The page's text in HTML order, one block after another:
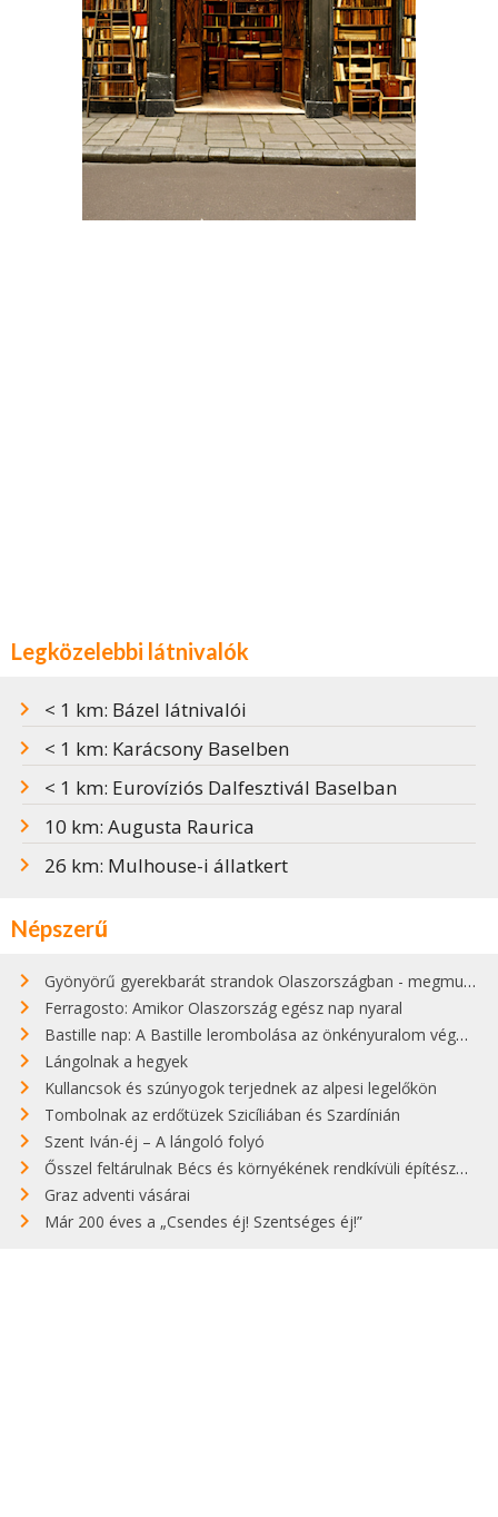
Legközelebbi látnivalók
< 1 km: Bázel látnivalói
< 1 km: Karácsony Baselben
< 1 km: Eurovíziós Dalfesztivál Baselban
10 km: Augusta Raurica
26 km: Mulhouse-i állatkert
Népszerű
Gyönyörű gyerekbarát strandok Olaszországban - megmutatjuk a 15 legjobbat
Ferragosto: Amikor Olaszország egész nap nyaral
Bastille nap: A Bastille lerombolása az önkényuralom végét jelentette
Lángolnak a hegyek
Kullancsok és szúnyogok terjednek az alpesi legelőkön
Tombolnak az erdőtüzek Szicíliában és Szardínián
Szent Iván-éj – A lángoló folyó
Ősszel feltárulnak Bécs és környékének rendkívüli építészeti kincsei
Graz adventi vásárai
Már 200 éves a „Csendes éj! Szentséges éj!”